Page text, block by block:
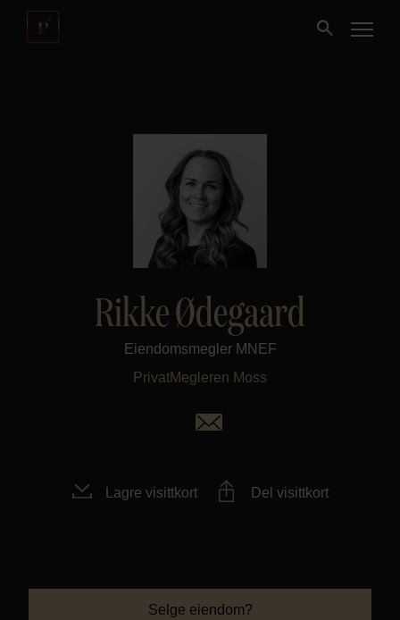
Fritidseiendom
Finansiering
Kontor og megler
Digital boligannonsering
Kjøpsmegling
Rikke Ødegaard
Eiendomsmegler MNEF
PrivatMegleren Moss
Lagre visittkort Del visittkort
Selge eiendom?